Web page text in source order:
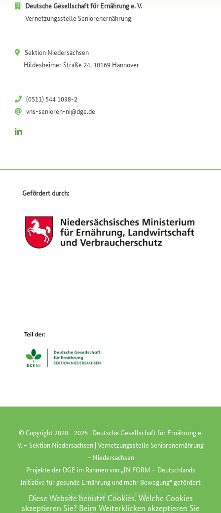
Deutsche Gesellschaft für Ernährung e. V.
Vernetzungsstelle Seniorenernährung
Sektion Niedersachsen
Hildesheimer Straße 24, 30169 Hannover
(0511) 544 1038-2
vns-senioren-ni@dge.de
Gefördert durch:
© Copyright 2020 - 2026 | Deutsche Gesellschaft für Ernährung e.
V. – Sektion Niedersachsen | Vernetzungsstelle Seniorenernährung
– Niedersachsen
Projekte der DGE im Rahmen von „IN FORM – Deutschlands
Initiative für gesunde Ernährung und mehr Bewegung“ gefördert
durch das Nds. ML und BMEL.
Diese Website benutzt Cookies. Welche Cookies
akzeptieren Sie? Beim Weiterklicken akzeptieren Sie